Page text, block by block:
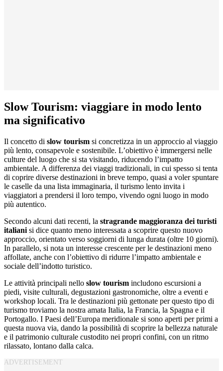
Slow Tourism: viaggiare in modo lento
ma significativo
Il concetto di slow tourism si concretizza in un approccio al viaggio
più lento, consapevole e sostenibile. L’obiettivo è immergersi nelle
culture del luogo che si sta visitando, riducendo l’impatto
ambientale. A differenza dei viaggi tradizionali, in cui spesso si tenta
di coprire diverse destinazioni in breve tempo, quasi a voler spuntare
le caselle da una lista immaginaria, il turismo lento invita i
viaggiatori a prendersi il loro tempo, vivendo ogni luogo in modo
più autentico.
Secondo alcuni dati recenti, la stragrande maggioranza dei turisti
italiani si dice quanto meno interessata a scoprire questo nuovo
approccio, orientato verso soggiorni di lunga durata (oltre 10 giorni).
In parallelo, si nota un interesse crescente per le destinazioni meno
affollate, anche con l’obiettivo di ridurre l’impatto ambientale e
sociale​ dell’indotto turistico.
Le attività principali nello slow tourism includono escursioni a
piedi, visite culturali, degustazioni gastronomiche, oltre a eventi e
workshop locali. Tra le destinazioni più gettonate per questo tipo di
turismo troviamo la nostra amata Italia, la Francia, la Spagna e il
Portogallo​. I Paesi dell’Europa meridionale si sono aperti per primi a
questa nuova via, dando la possibilità di scoprire la bellezza naturale
e il patrimonio culturale custodito nei propri confini, con un ritmo
rilassato, lontano dalla calca.